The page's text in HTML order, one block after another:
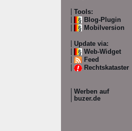
Tools:
Blog-Plugin
Mobilversion
Update via:
Web-Widget
Feed
Rechtskataster
Werben auf
buzer.de